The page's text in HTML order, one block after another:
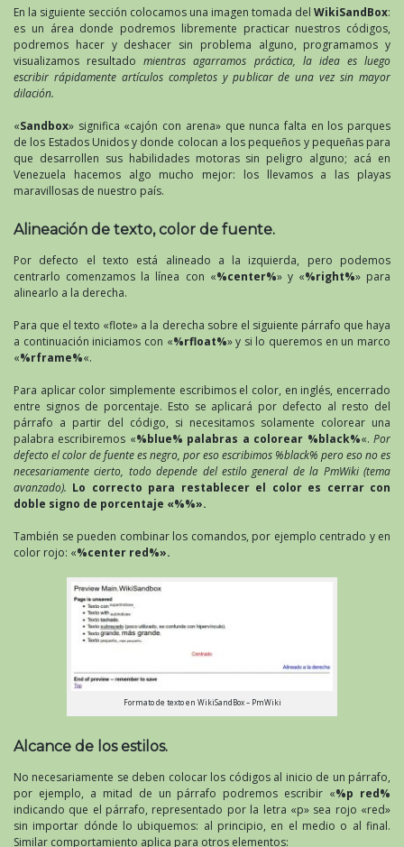
En la siguiente sección colocamos una imagen tomada del WikiSandBox:
es un área donde podremos libremente practicar nuestros códigos,
podremos hacer y deshacer sin problema alguno, programamos y
visualizamos resultadomientras agarramos práctica, la idea es luego
escribir rápidamente artículos completos y publicar de una vez sin mayor
dilación.
«Sandbox» significa «cajón con arena» que nunca falta en los parques
de los Estados Unidos y donde colocan a los pequeños y pequeñas para
que desarrollen sus habilidades motoras sin peligro alguno; acá en
Venezuela hacemos algo mucho mejor: los llevamos a las playas
maravillosas de nuestro país.
Alineación de texto, color de fuente.
Por defecto el texto está alineado a la izquierda, pero podemos
centrarlo comenzamos la línea con «%center%» y «%right%» para
alinearlo a la derecha.
Para que el texto «flote» a la derecha sobre el siguiente párrafo que haya
a continuación iniciamos con «%rfloat%» y si lo queremos en un marco
«%rframe%«.
Para aplicar color simplemente escribimos el color, en inglés, encerrado
entre signos de porcentaje. Esto se aplicará por defecto al resto del
párrafo a partir del código, si necesitamos solamente colorear una
palabra escribiremos «%blue% palabras a colorear %black%«.Por
defecto el color de fuente es negro, por eso escribimos %black% pero eso no es
necesariamente cierto, todo depende del estilo general de la PmWiki (tema
avanzado). Lo correcto para restablecer el color es cerrar con
doble signo de porcentaje «%%».
También se pueden combinar los comandos, por ejemplo centrado y en
color rojo: «%center red%».
Formato de texto en WikiSandBox – PmWiki
Alcance de los estilos.
No necesariamente se deben colocar los códigos al inicio de un párrafo,
por ejemplo, a mitad de un párrafo podremos escribir «%p red%
indicando que el párrafo, representado por la letra «p» sea rojo «red»
sin importar dónde lo ubiquemos: al principio, en el medio o al final.
Similar comportamiento aplica para otros elementos: